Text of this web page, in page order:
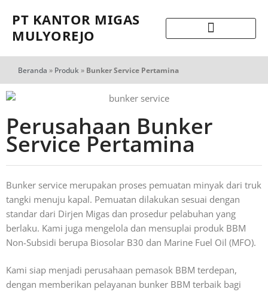
PT KANTOR MIGAS
MULYOREJO
Beranda » Produk » Bunker Service Pertamina
Perusahaan Bunker
Service Pertamina
Bunker service merupakan proses pemuatan minyak dari truk
tangki menuju kapal. Pemuatan dilakukan sesuai dengan
standar dari Dirjen Migas dan prosedur pelabuhan yang
berlaku. Kami juga mengelola dan mensuplai produk BBM
Non-Subsidi berupa Biosolar B30 dan Marine Fuel Oil (MFO).
Kami siap menjadi perusahaan pemasok BBM terdepan,
dengan memberikan pelayanan bunker BBM terbaik bagi